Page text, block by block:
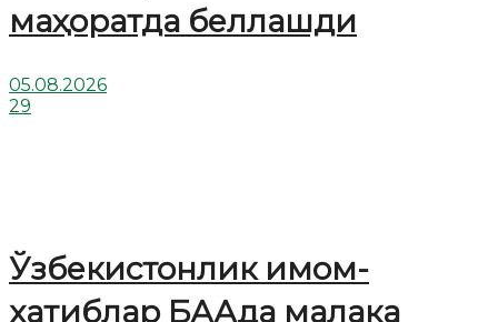
маҳоратда беллашди
05.08.2026
29
Ўзбекистонлик имом-
хатиблар БААда малака